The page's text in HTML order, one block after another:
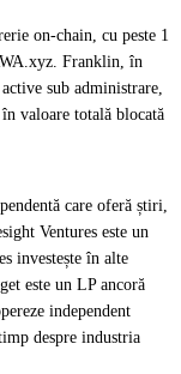
on-chain, cu peste 1
Franklin, în
sub administrare,
valoare totală blocată
care oferă știri,
Ventures este un
investește în alte
este un LP ancoră
independent
despre industria